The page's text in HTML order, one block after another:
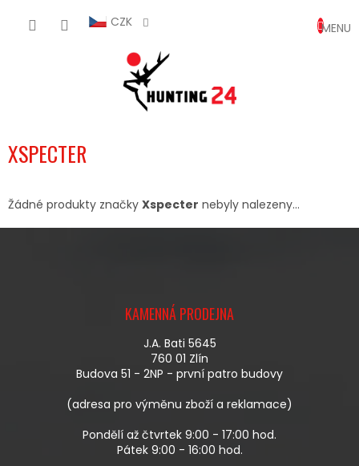
CZK
KOŠÍK
XSPECTER
Žádné produkty značky Xspecter nebyly nalezeny...
KAMENNÁ PRODEJNA
J.A. Bati 5645
760 01 Zlín
Budova 51 - 2NP - první patro budovy
(adresa pro výměnu zboží a reklamace)
Pondělí až čtvrtek 9:00 - 17:00 hod.
Pátek 9:00 - 16:00 hod.